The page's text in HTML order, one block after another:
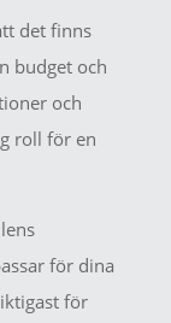
det finns
budget och
och
roll för en
för dina
för